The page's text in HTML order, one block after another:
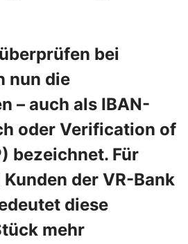
bei
nun die
– auch als IBAN-
oder Verification of
bezeichnet. Für
der VR-Bank
diese
mehr